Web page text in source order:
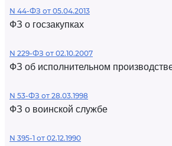
N 44-ФЗ от 05.04.2013
ФЗ о госзакупках
N 229-ФЗ от 02.10.2007
ФЗ об исполнительном
N 53-ФЗ от 28.03.1998
ФЗ о воинской службе
N 395-1 от 02.12.1990